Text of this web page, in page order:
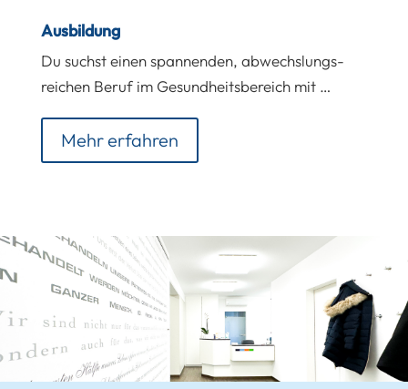
Ausbildung
Du suchst einen spannenden, abwechslungs-
reichen Beruf im Gesundheitsbereich mit …
Mehr erfahren